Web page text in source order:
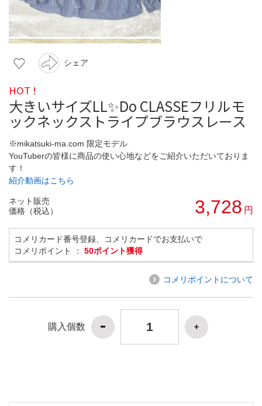
シェア
HOT !
大きいサイズLL✨Do CLASSEフリルモ
ックネックストライプブラウスレース
※mikatsuki-ma.com 限定モデル
YouTuberの皆様に商品の使い心地などをご紹介いただいておりま
す！
紹介動画はこちら
ネット販売
価格（税込）
3,728 円
コメリカード番号登録、コメリカードでお支払いで
コメリポイント ： 50ポイント獲得
コメリポイントについて
購入個数